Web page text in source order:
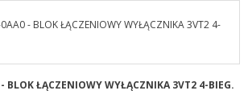
BLOK ŁĄCZENIOWY WYŁĄCZNIKA 3VT2 4-BIEG.